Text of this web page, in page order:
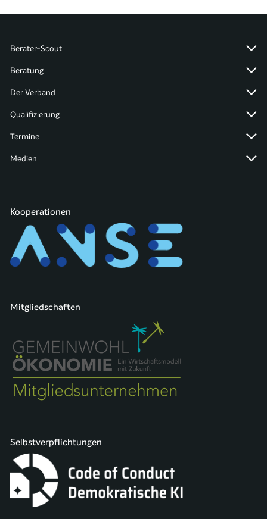
Berater-Scout
Beratung
Der Verband
Qualifizierung
Termine
Medien
Kooperationen
Mitgliedschaften
Selbstverpflichtungen